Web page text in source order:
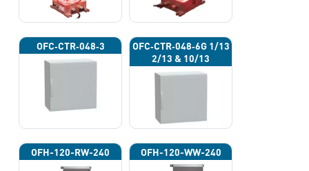
OFC‐CTR‐048‐3
OFC‐CTR‐048‐6G 1/13
2/13 & 10/13
OFH-120-RW-240 OFH-120-WW-240